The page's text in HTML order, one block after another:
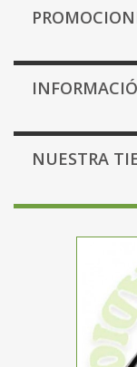
NUESTRA